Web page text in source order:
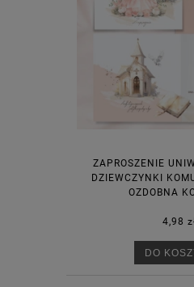
ZAPROSZENIE
DZIEWCZYNKI
OZDOBNA
4,98
DO